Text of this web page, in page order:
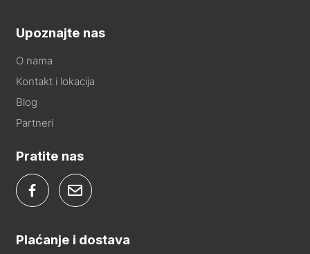
Upoznajte nas
O nama
Kontakt i lokacija
Blog
Partneri
Pratite nas
Plaćanje i dostava